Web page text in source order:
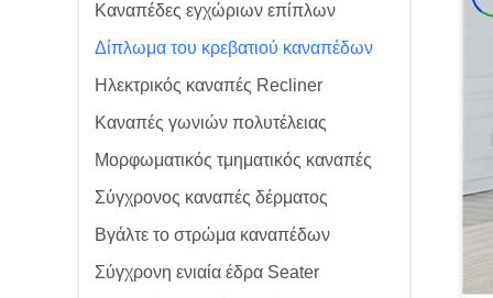
Καναπέδες εγχώριων επίπλων
Δίπλωμα του κρεβατιού καναπέδων
Ηλεκτρικός καναπές Recliner
Καναπές γωνιών πολυτέλειας
Μορφωματικός τμηματικός καναπές
Σύγχρονος καναπές δέρματος
Βγάλτε το στρώμα καναπέδων
Σύγχρονη ενιαία έδρα Seater